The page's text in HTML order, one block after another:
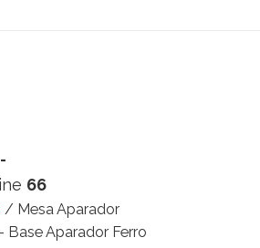
66
/ Mesa Aparador
Base Aparador Ferro